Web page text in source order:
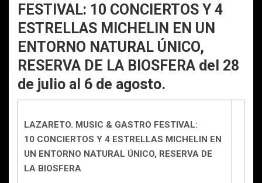
FESTIVAL: 10 CONCIERTOS Y 4
ESTRELLAS MICHELIN EN UN
ENTORNO NATURAL ÚNICO,
RESERVA DE LA BIOSFERA del 28
de julio al 6 de agosto.
LAZARETO. MUSIC & GASTRO FESTIVAL:
10 CONCIERTOS Y 4 ESTRELLAS MICHELIN EN
UN ENTORNO NATURAL ÚNICO, RESERVA DE
LA BIOSFERA